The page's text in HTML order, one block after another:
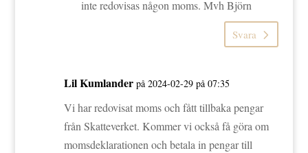
inte redovisas någon moms. Mvh Björn
Svara
Lil Kumlander på 2024-02-29 på 07:35
Vi har redovisat moms och fått tillbaka pengar
från Skatteverket. Kommer vi också få göra om
momsdeklarationen och betala in pengar till